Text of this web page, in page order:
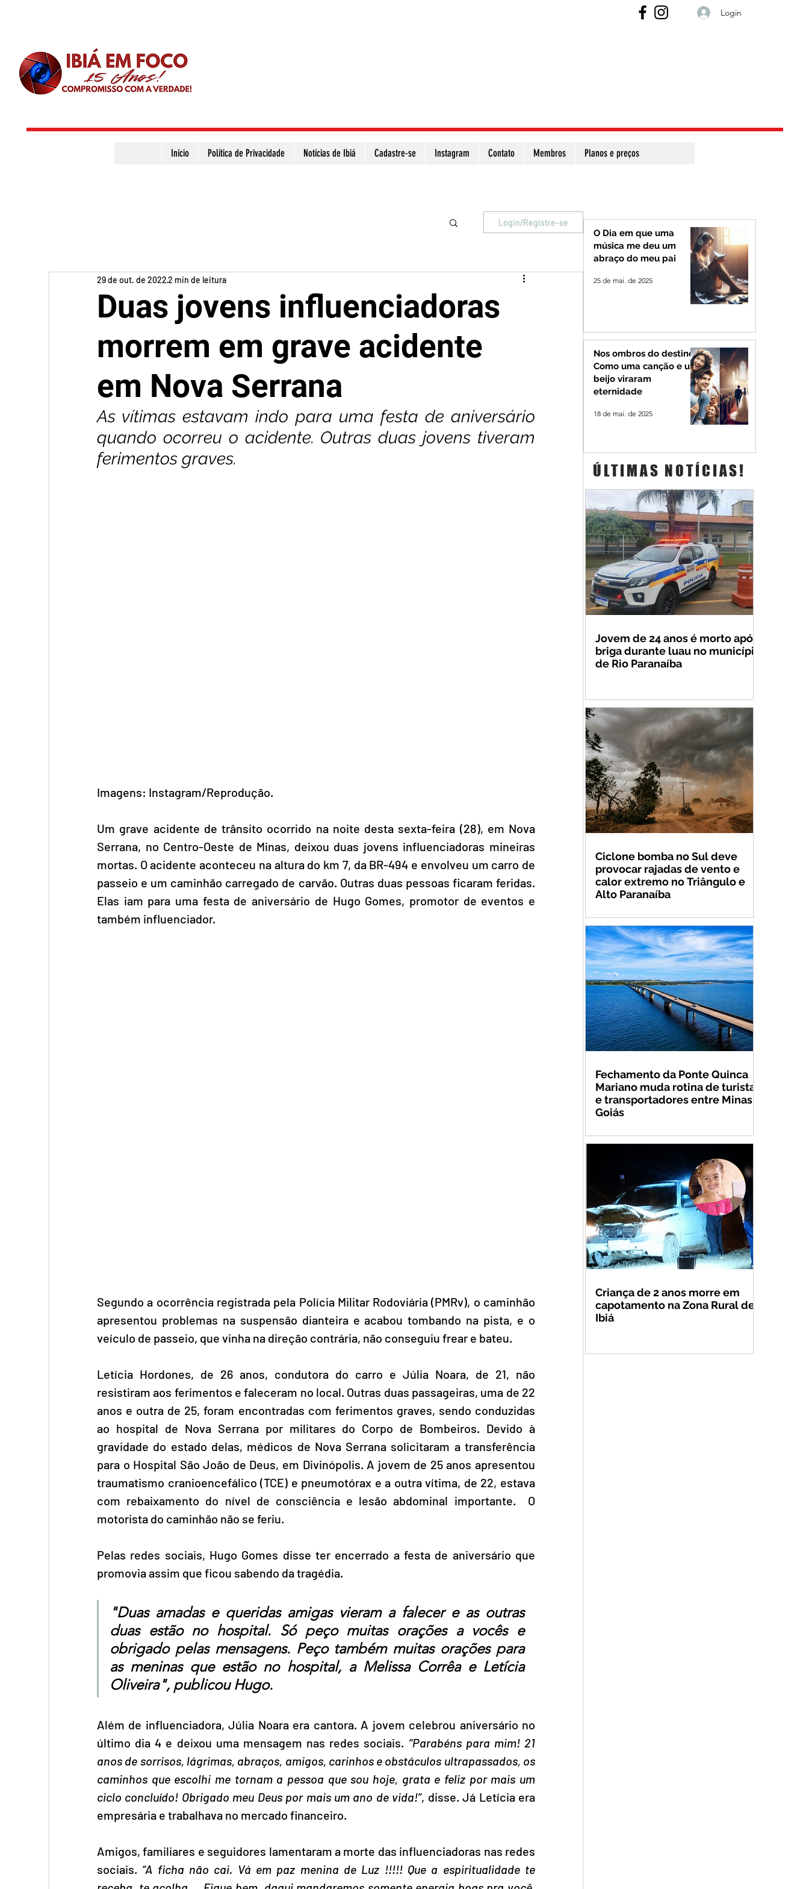
Login
Início Política de Privacidade Notícias de Ibiá Cadastre-se Instagram Contato Membros Planos e preços
Login/Registre-se
Duas jovens influenciadoras
morrem em grave acidente
em Nova Serrana
29 de out. de 20222 min de leitura
As vítimas estavam indo para uma festa de aniversário
quando ocorreu o acidente. Outras duas jovens tiveram
ferimentos graves.
Imagens: Instagram/Reprodução.
Um grave acidente de trânsito ocorrido na noite desta sexta-feira (28), em Nova
Serrana, no Centro-Oeste de Minas, deixou duas jovens influenciadoras mineiras
mortas. O acidente aconteceu na altura do km 7, da BR-494 e envolveu um carro de
passeio e um caminhão carregado de carvão. Outras duas pessoas ficaram feridas.
Elas iam para uma festa de aniversário de Hugo Gomes, promotor de eventos e
também influenciador.
Segundo a ocorrência registrada pela Polícia Militar Rodoviária (PMRv), o caminhão
apresentou problemas na suspensão dianteira e acabou tombando na pista, e o
veículo de passeio, que vinha na direção contrária, não conseguiu frear e bateu.
Letícia Hordones, de 26 anos, condutora do carro e Júlia Noara, de 21, não
resistiram aos ferimentos e faleceram no local. Outras duas passageiras, uma de 22
anos e outra de 25, foram encontradas com ferimentos graves, sendo conduzidas
ao hospital de Nova Serrana por militares do Corpo de Bombeiros. Devido à
gravidade do estado delas, médicos de Nova Serrana solicitaram a transferência
para o Hospital São João de Deus, em Divinópolis. A jovem de 25 anos apresentou
traumatismo cranioencefálico (TCE) e pneumotórax e a outra vítima, de 22, estava
com rebaixamento do nível de consciência e lesão abdominal importante.  O
motorista do caminhão não se feriu.
Pelas redes sociais, Hugo Gomes disse ter encerrado a festa de aniversário que
promovia assim que ficou sabendo da tragédia.
"Duas amadas e queridas amigas vieram a falecer e as outras
duas estão no hospital. Só peço muitas orações a vocês e
obrigado pelas mensagens. Peço também muitas orações para
as meninas que estão no hospital, a Melissa Corrêa e Letícia
Oliveira", publicou Hugo.
Além de influenciadora, Júlia Noara era cantora. A jovem celebrou aniversário no
último dia 4 e deixou uma mensagem nas redes sociais. “Parabéns para mim! 21
anos de sorrisos, lágrimas, abraços, amigos, carinhos e obstáculos ultrapassados, os
caminhos que escolhi me tornam a pessoa que sou hoje, grata e feliz por mais um
ciclo concluído! Obrigado meu Deus por mais um ano de vida!”, disse. Já Letícia era
empresária e trabalhava no mercado financeiro.
Amigos, familiares e seguidores lamentaram a morte das influenciadoras nas redes
sociais. “A ficha não cai. Vá em paz menina de Luz !!!!! Que a espiritualidade te
O Dia em que uma
música me deu um
abraço do meu pai
25 de mai. de 2025
Nos ombros do destino:
Como uma canção e um
beijo viraram
eternidade
18 de mai. de 2025
ÚLTIMAS NOTÍCIAS!
Jovem de 24 anos é morto após
briga durante luau no município
de Rio Paranaíba
Ciclone bomba no Sul deve
provocar rajadas de vento e
calor extremo no Triângulo e
Alto Paranaíba
Fechamento da Ponte Quinca
Mariano muda rotina de turistas
e transportadores entre Minas e
Goiás
Criança de 2 anos morre em
capotamento na Zona Rural de
Ibiá